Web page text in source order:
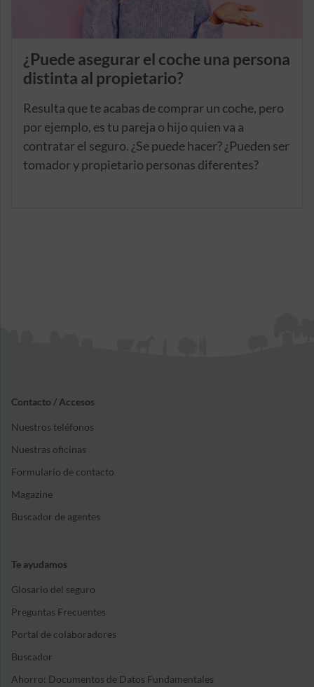
¿Puede asegurar el coche una persona
distinta al propietario?
Resulta que te acabas de comprar un coche, pero
por ejemplo, es tu pareja o hijo quien va a
contratar el seguro. ¿Se puede hacer? ¿Pueden ser
tomador y propietario personas diferentes?
Contacto / Accesos
Nuestros teléfonos
Nuestras oficinas
Formulario de contacto
Magazine
Buscador de agentes
Te ayudamos
Glosario del seguro
Preguntas Frecuentes
Portal de colaboradores
Buscador
Ahorro: Documentos de Datos Fundamentales